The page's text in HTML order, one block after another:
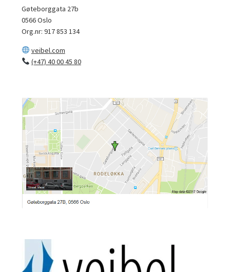
Gøteborggata 27b
0566 Oslo
Org.nr: 917 853 134
veibel.com
(+47) 40 00 45 80